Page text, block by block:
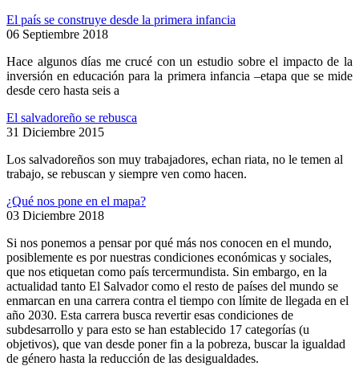
El país se construye desde la primera infancia
06 Septiembre 2018
Hace algunos días me crucé con un estudio sobre el impacto de la
inversión en educación para la primera infancia –etapa que se mide
desde cero hasta seis a
El salvadoreño se rebusca
31 Diciembre 2015
Los salvadoreños son muy trabajadores, echan riata, no le temen al
trabajo, se rebuscan y siempre ven como hacen.
¿Qué nos pone en el mapa?
03 Diciembre 2018
Si nos ponemos a pensar por qué más nos conocen en el mundo,
posiblemente es por nuestras condiciones económicas y sociales,
que nos etiquetan como país tercermundista. Sin embargo, en la
actualidad tanto El Salvador como el resto de países del mundo se
enmarcan en una carrera contra el tiempo con límite de llegada en el
año 2030. Esta carrera busca revertir esas condiciones de
subdesarrollo y para esto se han establecido 17 categorías (u
objetivos), que van desde poner fin a la pobreza, buscar la igualdad
de género hasta la reducción de las desigualdades.